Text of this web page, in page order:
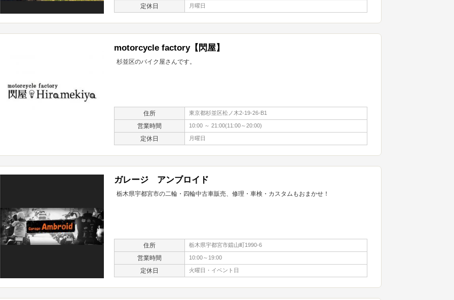
定休日 月曜日
motorcycle factory【閃屋】
杉並区のバイク屋さんです。
住所 東京都杉並区松ノ木2-19-26-B1
営業時間 10:00 ～ 21:00(11:00～20:00)
定休日 月曜日
ガレージ アンブロイド
栃木県宇都宮市の二輪・四輪中古車販売、修理・車検・カスタムもおまかせ！
住所 栃木県宇都宮市鐺山町1990-6
営業時間 10:00～19:00
定休日 火曜日・イベント日